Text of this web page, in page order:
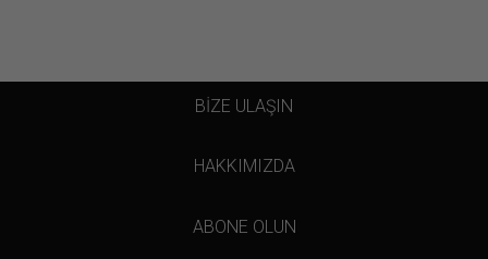
BİZE ULAŞIN
HAKKIMIZDA
ABONE OLUN